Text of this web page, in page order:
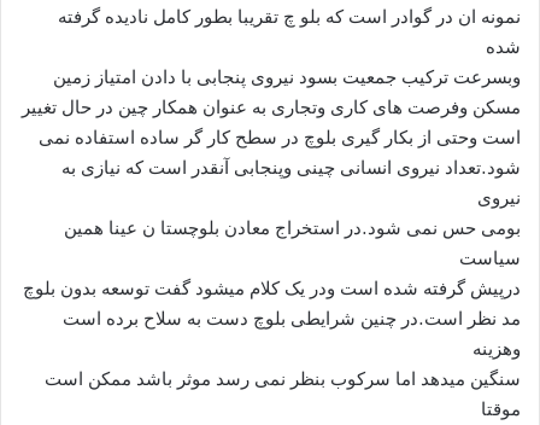
نمونه ان در گوادر است که بلو چ تقریبا بطور کامل نادیده گرفته
شده
وبسرعت ترکیب جمعیت بسود نیروی پنجابی با دادن امتیاز زمین
مسکن وفرصت های کاری وتجاری به عنوان همکار چین در حال تغییر
است وحتی از بکار گیری بلوچ در سطح کار گر ساده استفاده نمی
شود.تعداد نیروی انسانی چینی وپنجابی آنقدر است که نیازی به
نیروی
بومی حس نمی شود.در استخراج معادن بلوچستا ن عینا همین
سیاست
درپیش گرفته شده است ودر یک کلام میشود گفت توسعه بدون بلوچ
مد نظر است.در چنین شرایطی بلوچ دست به سلاح برده است
وهزینه
سنگین میدهد اما سرکوب بنظر نمی رسد موثر باشد ممکن است
موقتا